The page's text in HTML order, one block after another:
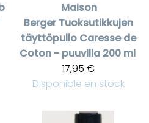
Maison
Berger Tuoksutikkujen
täyttöpullo Caresse de
Coton - puuvilla 200 ml
17,95 €
Disponible en stock